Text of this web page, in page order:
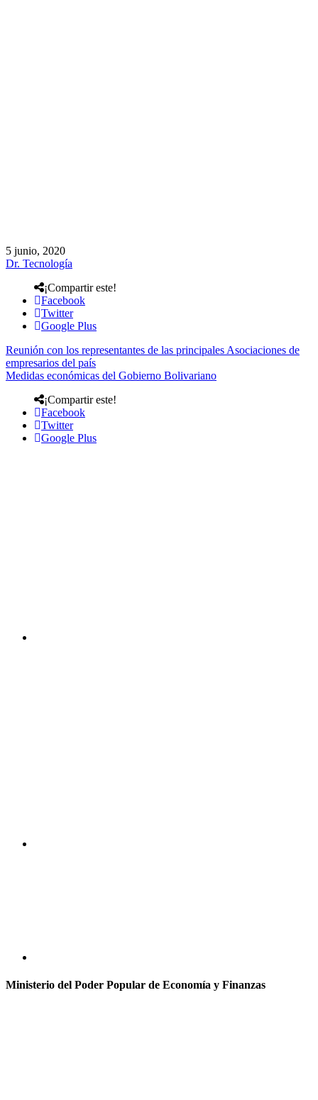
5 junio, 2020
Dr. Tecnología
¡Compartir este!
Facebook
Twitter
Google Plus
Reunión con los representantes de las principales Asociaciones de
empresarios del país
Medidas económicas del Gobierno Bolivariano
¡Compartir este!
Facebook
Twitter
Google Plus
Ministerio del Poder Popular de Economía y Finanzas